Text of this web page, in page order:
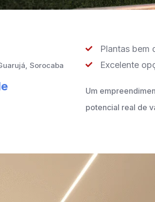
Sorocaba
Plantas bem
Excelente
Um
potencial real de